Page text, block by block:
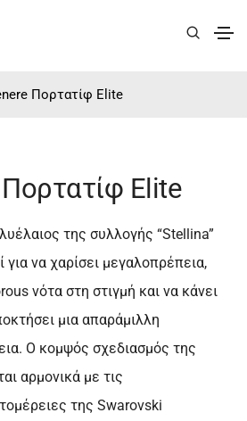
Πορτατίφ Elite
Elite
της συλλογής “Stellina”
να χαρίσει μεγαλοπρέπεια,
νότα στη στιγμή και να κάνει
μια απαράμιλλη
Ο κομψός σχεδιασμός της
αρμονικά με τις
της Swarovski